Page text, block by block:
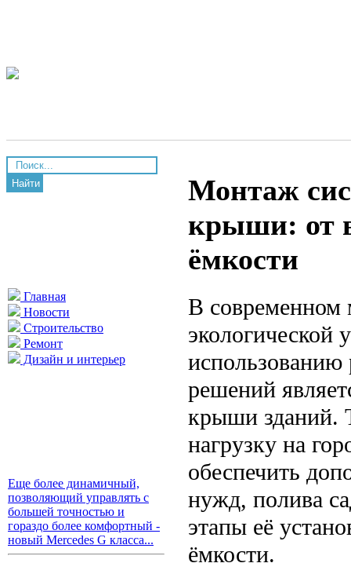
Найти
Главная
Новости
Строительство
Ремонт
Дизайн и интерьер
Еще более динамичный,
позволяющий управлять с
большей точностью и
гораздо более комфортный -
новый Mercedes G класса...
Монтаж
крыши: от
ёмкости
В современном
экологической
использованию
решений
крыши зданий.
нагрузку на
обеспечить
нужд, полива
этапы её
ёмкости.